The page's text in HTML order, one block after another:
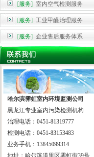
[服务] 室内空气检测服务
[服务] 工业甲醛治理服务
[服务] 企业售后服务体系
哈尔滨霁虹室内环境监测公司
黑龙江专业室内污染检测机构
治理电话：0451-81319777
检测电话：0451-83153483
业务手机：13845099314
地址：哈尔滨道里区霁虹街39号